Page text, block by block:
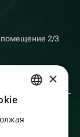
помещение 2/3
ENGLISH
×